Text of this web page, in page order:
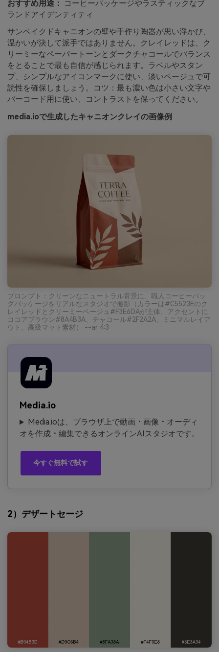
おすすめ用途：
コーヒーパッケージやラスティックなブ
ランドアイデンティティ
サンベイクドキャニオンの壁や手作り陶器が思い浮かび、
温かいが決して派手ではありません。クレイレッドは、ク
リーミーなペーパートーンとダークチャコールでバランス
をとることで最も自信が感じられます。ラベルやスタン
プ、シンプルなアイコンマークに使い、淡いベージュで可
読性を確保しましょう。コツ：最も濃い色は小さい文字や
バーコード用に使い、コントラストを保ってください。
media.ioで生成したキャニオンクレイの画像例
プロンプト：クリーンなニュートラル背景に、職人コーヒーバッ
グパッケージをリアルなスタジオで撮影（カラーは#C5523Eのク
レイレッドとクリーミーベージュ#F3E6DAが主体、アクセントに
ココアブラウン#8A4B3A、チャコール#2F2A2A、ミニマルレイア
ウト、高級マット素材） --ar 4:3
Media.io
Media.ioは、ブラウザ上で動画・画像・オーディ
オを作成・編集できるオンラインAIスタジオです。
今すぐ無料で試す
2）デザートセージ